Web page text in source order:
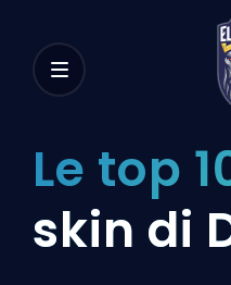
Le top
skin di